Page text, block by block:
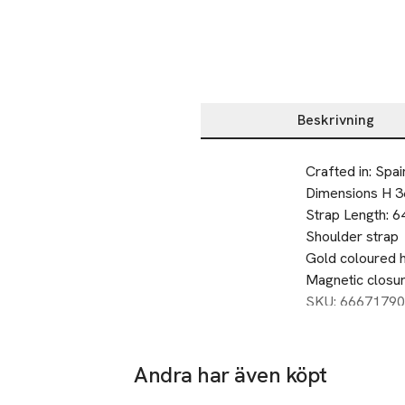
Beskrivning
Beskrivning
Crafted in:
Dimensions H
Strap Length:
Shoulder strap
Gold coloured
Magnetic
Inside pocket
By
Working Group.
SKU: 66671790
Andra har även köpt